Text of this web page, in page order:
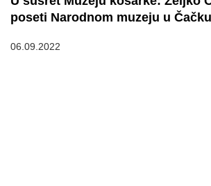
poseti Narodnom muzeju u Čačku
06.09.2022